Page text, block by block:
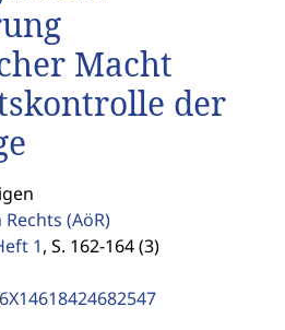
Macht
der
(AöR)
1, S. 162-164 (3)